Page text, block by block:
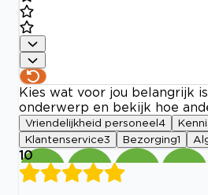
Kies wat voor jou belangrijk is
onderwerp en bekijk hoe
Vriendelijkheid personeel 4
Klantenservice3 Bezorging1
10